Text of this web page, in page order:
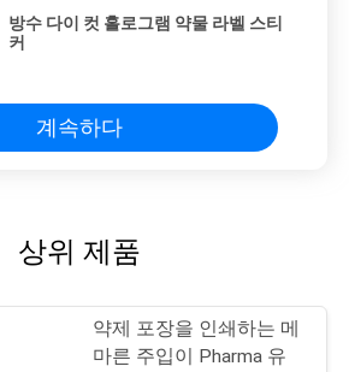
방수 다이 컷 홀로그램 약물 라벨 스티
커
계속하다
상위 제품
약제 포장을 인쇄하는 메
마른 주입이 Pharma 유